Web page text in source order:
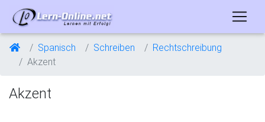
Spanisch Schreiben
Rechtschreibung
Akzent
Akzent